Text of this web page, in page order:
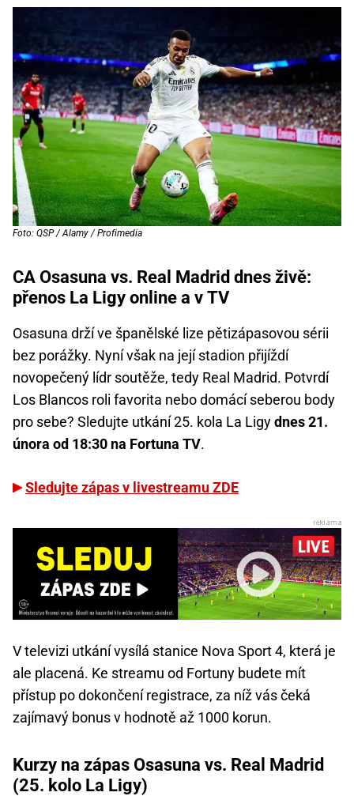
Foto: QSP / Alamy / Profimedia
CA Osasuna vs. Real Madrid dnes živě:
přenos La Ligy online a v TV
Osasuna drží ve španělské lize pětizápasovou sérii
bez porážky. Nyní však na její stadion přijíždí
novopečený lídr soutěže, tedy Real Madrid. Potvrdí
Los Blancos roli favorita nebo domácí seberou body
pro sebe? Sledujte utkání 25. kola La Ligydnes 21.
února od 18:30 na Fortuna TV.
Sledujte zápas v livestreamu ZDE
V televizi utkání vysílá stanice Nova Sport 4, která je
ale placená. Ke streamu od Fortuny budete mít
přístup po dokončení registrace, za níž vás čeká
zajímavý bonus v hodnotě až 1000 korun.
Kurzy na zápas Osasuna vs. Real Madrid
(25. kolo La Ligy)